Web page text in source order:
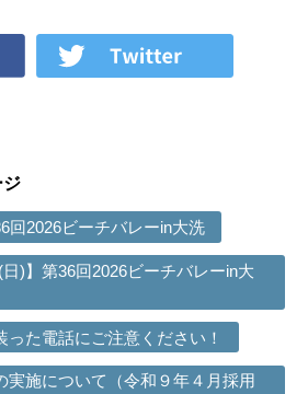
ジ
回2026ビーチバレーin大洗
日)】第36回2026ビーチバレーin大
った電話にご注意ください！
実施について（令和９年４月採用